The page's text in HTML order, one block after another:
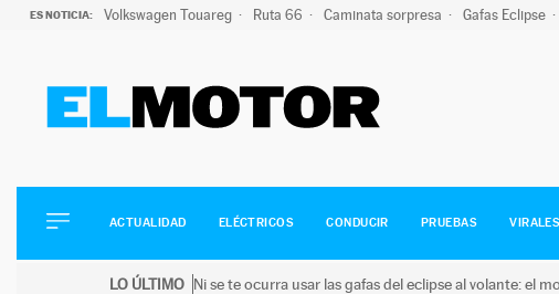
ES NOTICIA: Volkswagen Touareg Ruta 66 Caminata sorpresa Gafas Eclipse
ELÉCTRICOS
CONDUCIR
ACTUALIDAD ELÉCTRICOS CONDUCIR PRUEBAS VIRALES
LO ÚLTIMO Ni se te ocurra usar las gafas del eclipse al volante: el